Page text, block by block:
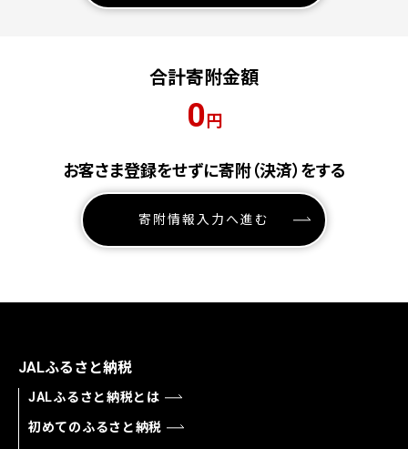
合計寄附金額
0 円
お客さま登録をせずに寄附（決済）をする
寄附情報入力へ進む
JALふるさと納税
JALふるさと納税とは
初めてのふるさと納税